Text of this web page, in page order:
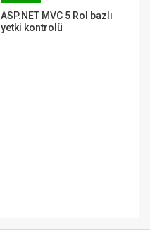
ASP.NET MVC 5 Rol bazlı
yetki kontrolü